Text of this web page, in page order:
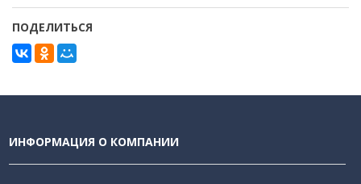
ПОДЕЛИТЬСЯ
ИНФОРМАЦИЯ О КОМПАНИИ